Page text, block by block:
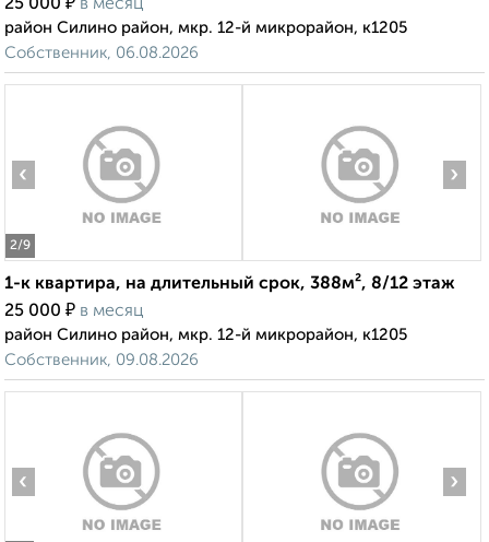
25 000
в месяц
район Силино район, мкр. 12-й микрорайон, к1205
Собственник, 06.08.2026
2/9
‹ ›
1-к квартира, на длительный срок, 388м², 8/12 этаж
25 000 ₽ в месяц
район Силино район, мкр. 12-й микрорайон, к1205
Собственник, 09.08.2026
‹ ›